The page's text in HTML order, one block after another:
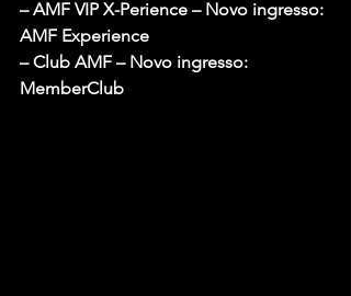
– AMF VIP X-Perience – Novo ingresso:
AMF Experience
– Club AMF – Novo ingresso:
MemberClub